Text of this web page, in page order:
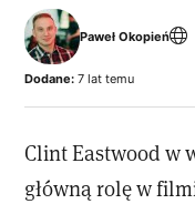
Paweł Okopień
Dodane: 7 lat temu
Clint Eastwood w
główną rolę w